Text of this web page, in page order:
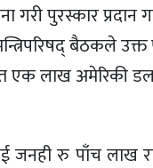
पुरस्कार प्रदान
बैठकले उक्त
एक लाख अमेरिकी
जनही रु पाँच लाख